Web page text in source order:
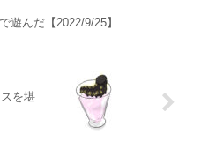
遊んだ【2022/9/25】
を堪